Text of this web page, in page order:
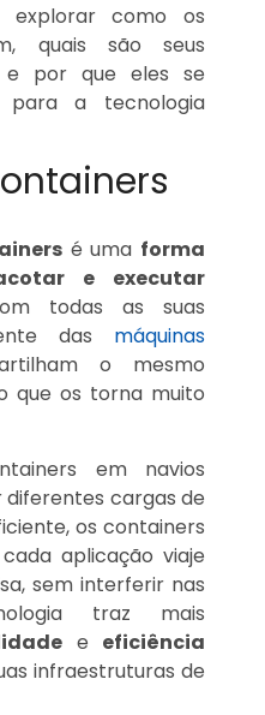
explorar como os
quais são seus
e por que eles se
para a tecnologia
é uma forma
e executar
todas as suas
das máquinas
o mesmo
que os torna muito
em navios
cargas de
os containers
aplicação viaje
sem interferir nas
traz mais
e eficiência
infraestruturas de